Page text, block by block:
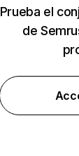
Prueba el
de